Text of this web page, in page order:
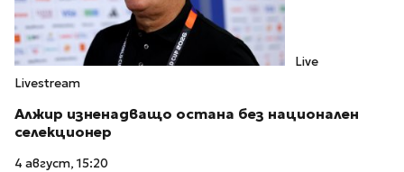
Live
Livestream
Алжир изненадващо остана без национален
селекционер
4 август, 15:20